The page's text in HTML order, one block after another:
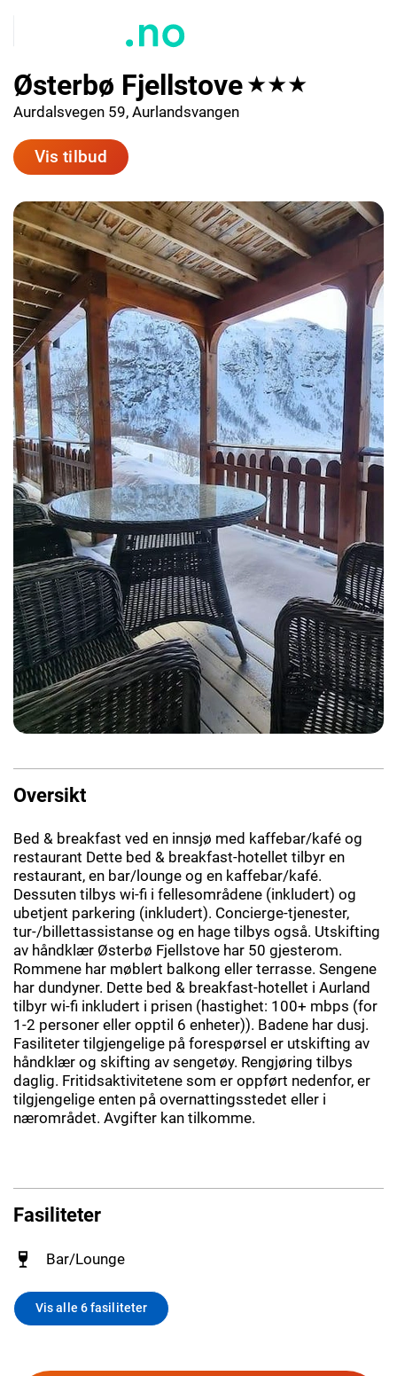
Østerbø Fjellstove ★★★
Aurdalsvegen 59, Aurlandsvangen
Vis tilbud
Oversikt
Bed & breakfast ved en innsjø med kaffebar/kafé og
restaurant Dette bed & breakfast-hotellet tilbyr en
restaurant, en bar/lounge og en kaffebar/kafé.
Dessuten tilbys wi-fi i fellesområdene (inkludert) og
ubetjent parkering (inkludert). Concierge-tjenester,
tur-/billettassistanse og en hage tilbys også. Utskifting
av håndklær Østerbø Fjellstove har 50 gjesterom.
Rommene har møblert balkong eller terrasse. Sengene
har dundyner. Dette bed & breakfast-hotellet i Aurland
tilbyr wi-fi inkludert i prisen (hastighet: 100+ mbps (for
1-2 personer eller opptil 6 enheter)). Badene har dusj.
Fasiliteter tilgjengelige på forespørsel er utskifting av
håndklær og skifting av sengetøy. Rengjøring tilbys
daglig. Fritidsaktivitetene som er oppført nedenfor, er
tilgjengelige enten på overnattingsstedet eller i
nærområdet. Avgifter kan tilkomme.
Fasiliteter
Bar/Lounge
Vis alle 6 fasiliteter